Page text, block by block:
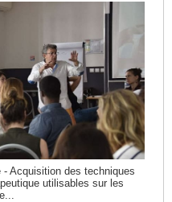
Acquisition des techniques
utilisables sur les